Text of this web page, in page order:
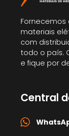
materiais
com
todo o país.
e fique por
Central